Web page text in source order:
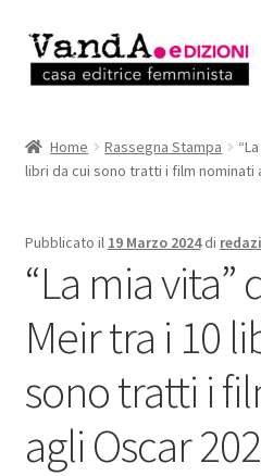
Vai
alla
Vai
al
EBOOK
AUTRICI e AUTORI
EVENTI
RASSEGNA STAMPA
CHI SIAMO
Home Rassegna Stampa
libri da cui sono tratti i film nominati
Pubblicato il 19 Marzo 2024 di
“La mia vita”
Meir tra i 10
sono tratti i
agli Oscar